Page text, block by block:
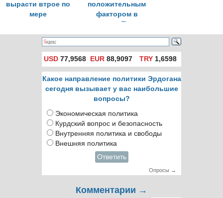
вырасти втрое по
мере
экономики
положительным
фактором в
экономике Турции»
USD 77,9568 EUR 88,9097 TRY1,6598
Какое направление политики Эрдогана
сегодня вызывает у вас наибольшие
вопросы?
Экономическая политика
Курдский вопрос и безопасность
Внутренняя политика и свободы
Внешняя политика
Ответить
Опросы →
Комментарии →